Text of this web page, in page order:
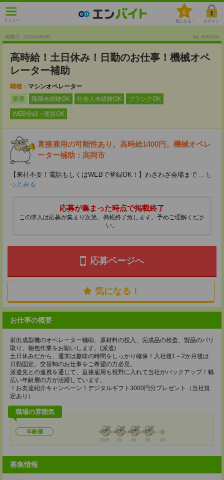
メニュー
0
気になる！ ログイン
掲載日 :2026/08/06 No.909150
高時給！土日休み！日勤のお仕事！機械オペ
レーター補助
職種： マシンオペレーター
派遣
職種未経験OK 社会人未経験OK ブランクOK
WEB登録・面接OK
直接雇用の可能性あり。高時給1400円。機械オペレ
ーター補助：高岡市
【来社不要！電話もしくはWEBで登録OK！】わざわざ会場まで ...も
っとみる
応募が集まった時点で掲載終了
この求人は応募が集まり次第、掲載終了致します。予めご理解くださ
い。
応募ページへ
気になる！
お仕事の概要
射出成型機のオペレーター補助、原材料の投入、完成品の検査、製品のバリ
取り、梱包作業をお願いします。(派遣)
土日休みだから、週末は趣味の時間をしっかり確保！入社後1～2か月後は
日勤固定。交替制のお仕事をご希望の方必見。
派遣先との連携を通じて、直接雇用も視野に入れて当社がバックアップ！幅
広い年齢層の方が活躍しています。
！お友達紹介キャンペーン！デジタルギフト3000円分プレゼント（当社規
定あり）
職場の雰囲気
年齢層
20代 30 40 50 60
募集情報